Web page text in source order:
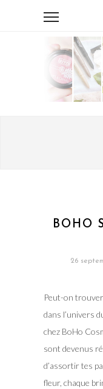
BOHO
26
Peut-on
dans l’univers
chez BoHo
sont devenus
d’assortir tes
fleur, chaque